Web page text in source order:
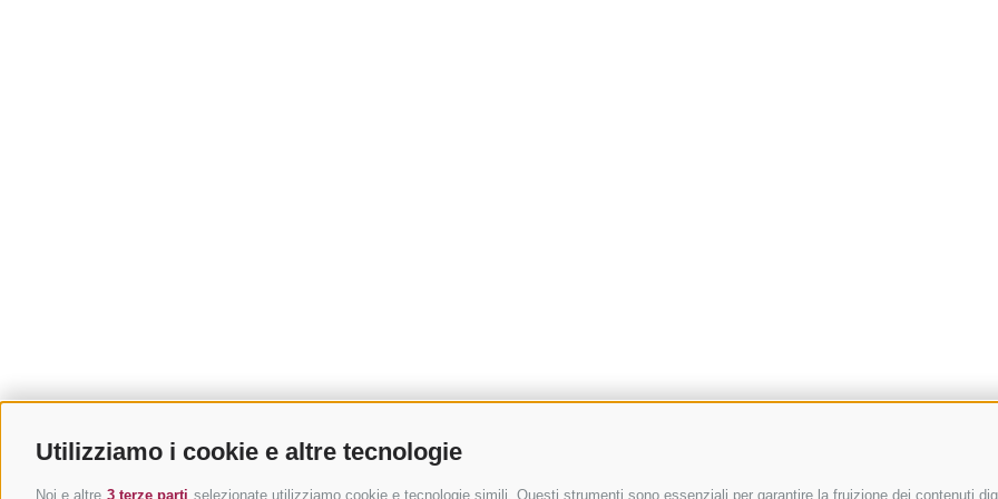
Utilizziamo i cookie e altre tecnologie
Noi e altre 3 terze parti selezionate utilizziamo cookie e tecnologie simili. Questi strumenti sono essenziali per garantire la fruizione dei contenuti